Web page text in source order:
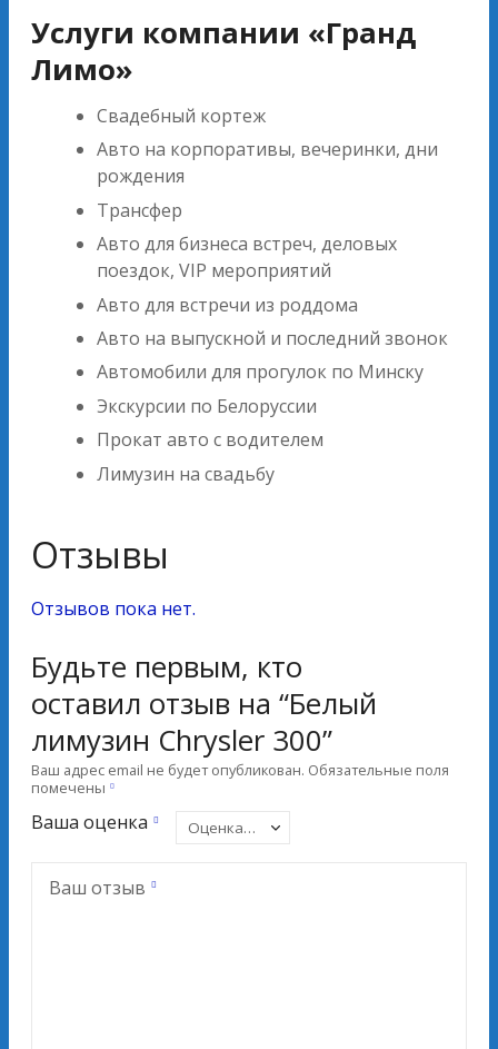
Услуги компании «Гранд
Лимо»
Свадебный кортеж
Авто на корпоративы, вечеринки, дни
рождения
Трансфер
Авто для бизнеса встреч, деловых
поездок, VIP мероприятий
Авто для встречи из роддома
Авто на выпускной и последний звонок
Автомобили для прогулок по Минску
Экскурсии по Белоруссии
Прокат авто с водителем
Лимузин на свадьбу
Отзывы
Отзывов пока нет.
Будьте первым, кто
оставил отзыв на “Белый
лимузин Chrysler 300”
Ваш адрес email не будет опубликован. Обязательные поля
помечены
Ваша оценка
Ваш отзыв